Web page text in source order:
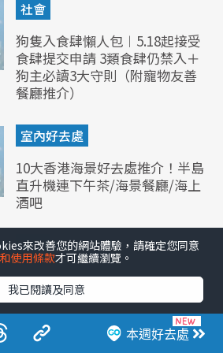
社會
狗隻入食肆懶人包︱5.18起接受
食肆提交申請 3類食肆仍禁入＋
狗主必讀3大守則（附寵物友善
餐廳推介）
室內好去處
10大香港海景好去處推介！半島
直升機連下午茶/海景餐廳/海上
酒吧
娛樂
楊明莊思明結婚｜楊明莊思明親
爆婚後造人計劃！敬茶場面感動
見證大婚之喜
本週好去處
來改善您的網站體驗，請確定您同意
使用條款才可繼續瀏覽。
我已閱讀及同意